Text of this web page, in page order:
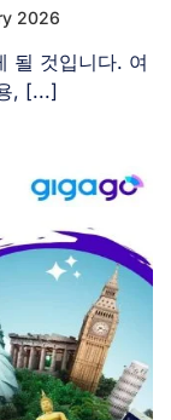
2026
될 것입니다. 여
, [...]